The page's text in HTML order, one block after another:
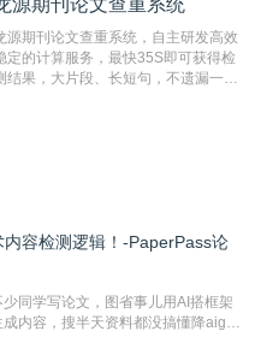
，利用指纹索引快速而精准地在云检
相似的片段，该项技术检测速度快、
确率高，市场反映良好。
源期刊论文查重系统
源期刊论文查重系统，自主研发高效
定的计算服务，最快35S即可获得检
结果，大片段、长短句，不遗漏一处
容检测逻辑！-PaperPass论
同学写论文，图省事儿用AI搭框架
内容，搜半天资料都没搞懂降aigc